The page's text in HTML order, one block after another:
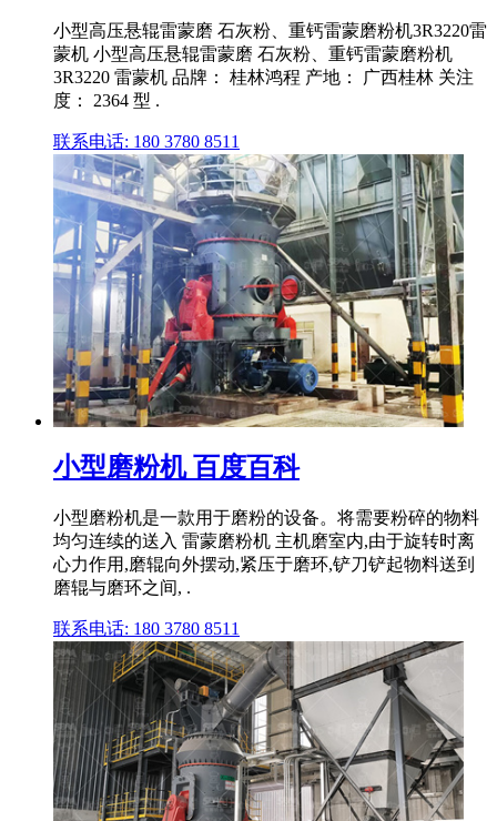
小型高压悬辊雷蒙磨 石灰粉、重钙雷蒙磨粉机3R3220雷
蒙机 小型高压悬辊雷蒙磨 石灰粉、重钙雷蒙磨粉机
3R3220 雷蒙机 品牌： 桂林鸿程 产地： 广西桂林 关注
度： 2364 型 .
联系电话: 180 3780 8511
小型磨粉机 百度百科
小型磨粉机是一款用于磨粉的设备。将需要粉碎的物料
均匀连续的送入 雷蒙磨粉机 主机磨室内,由于旋转时离
心力作用,磨辊向外摆动,紧压于磨环,铲刀铲起物料送到
磨辊与磨环之间, .
联系电话: 180 3780 8511